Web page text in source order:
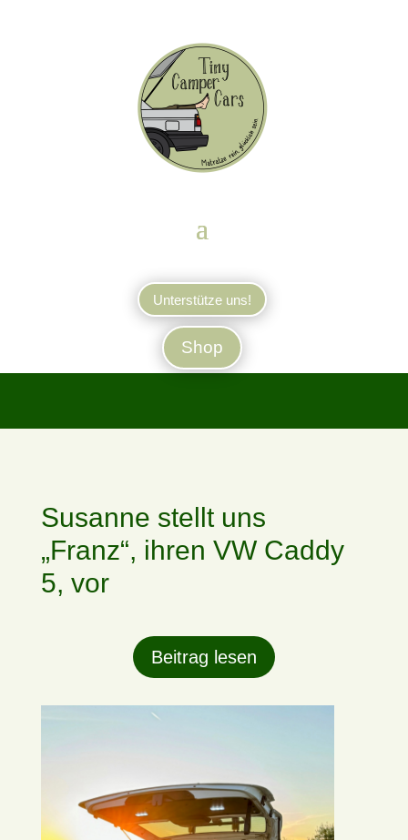
Unterstütze uns!
Shop
Susanne stellt uns
„Franz“, ihren VW Caddy
5, vor
Beitrag lesen